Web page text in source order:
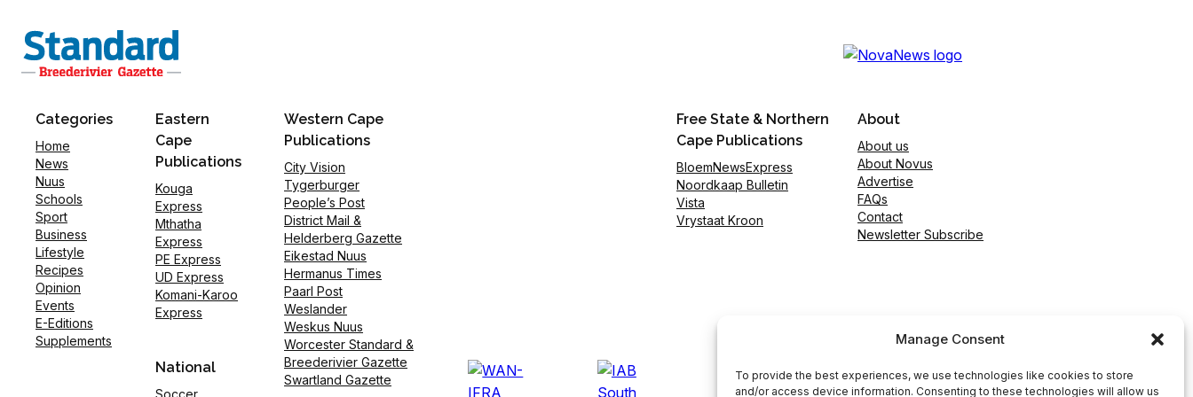
Manage Consent
To provide the best experiences, we use technologies like cookies to store
and/or access device information. Consenting to these technologies will allow us
Categories
Home
News
Nuus
Schools
Sport
Business
Lifestyle
Recipes
Opinion
Events
E-Editions
Supplements
Eastern
Cape
Publications
Kouga
Express
Mthatha
Express
PE Express
UD Express
Komani-Karoo
Express
National
Western Cape
Publications
City Vision
Tygerburger
People’s Post
District Mail &
Helderberg Gazette
Eikestad Nuus
Hermanus Times
Paarl Post
Weslander
Weskus Nuus
Worcester Standard &
Breederivier Gazette
Swartland Gazette
Free State & Northern
Cape Publications
BloemNewsExpress
Noordkaap Bulletin
Vista
Vrystaat Kroon
About
About us
About Novus
Advertise
FAQs
Contact
Newsletter Subscribe